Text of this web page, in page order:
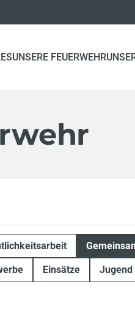
UNSERE FEUERWEHR
Einsätze Jugend